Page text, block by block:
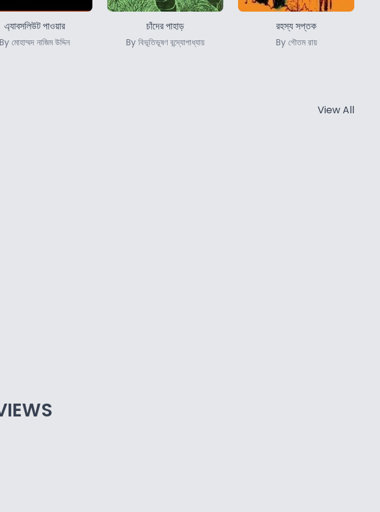
এ্যাবসলিউট পাওয়ার
By মোহাম্মদ নাজিম উদ্দিন
চাঁদের পাহাড়
By বিভূতিভূষণ বন্দ্যোপাধ্যায়
রহস্য সপ্তক
By গৌতম রায়
View All